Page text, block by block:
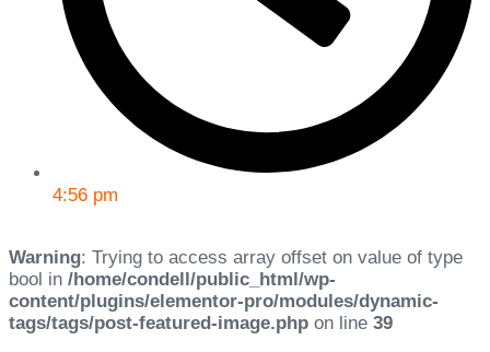
4:56 pm
Warning: Trying to access array offset on value of type
bool in /home/condell/public_html/wp-
content/plugins/elementor-pro/modules/dynamic-
tags/tags/post-featured-image.php on line 39